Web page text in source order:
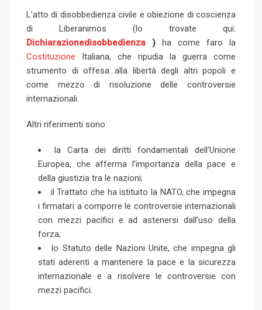
L’atto di disobbedienza civile e obiezione di coscienza
di Liberanimos (lo trovate qui:
Dichiarazionedisobbedienza ) ha come faro la
Costituzione Italiana, che ripudia la guerra come
strumento di offesa alla libertà degli altri popoli e
come mezzo di risoluzione delle controversie
internazionali.
Altri riferimenti sono:
la Carta dei diritti fondamentali dell’Unione
Europea, che afferma l’importanza della pace e
della giustizia tra le nazioni;
il Trattato che ha istituito la NATO, che impegna
i firmatari a comporre le controversie internazionali
con mezzi pacifici e ad astenersi dall’uso della
forza;
lo Statuto delle Nazioni Unite, che impegna gli
stati aderenti a mantenere la pace e la sicurezza
internazionale e a risolvere le controversie con
mezzi pacifici.